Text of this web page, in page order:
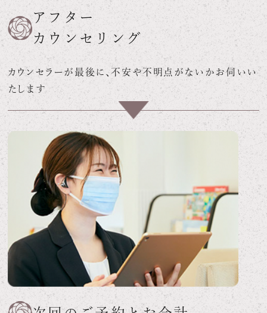
アフター
カウンセリング
カウンセラーが最後に、不安や不明点がないかお伺いい
たします